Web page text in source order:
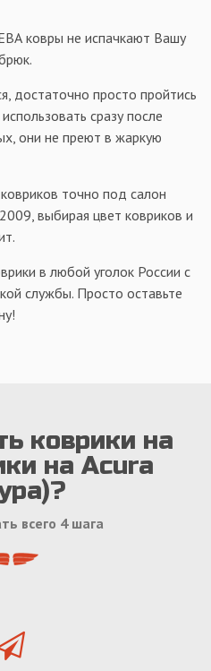
ковры не испачкают Вашу
достаточно просто пройтись
сразу после
они не преют в жаркую
точно под салон
выбирая цвет ковриков и
в любой уголок России с
службы. Просто оставьте
коврики на
на Acura
всего 4 шага